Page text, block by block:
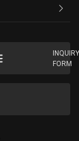
FORM